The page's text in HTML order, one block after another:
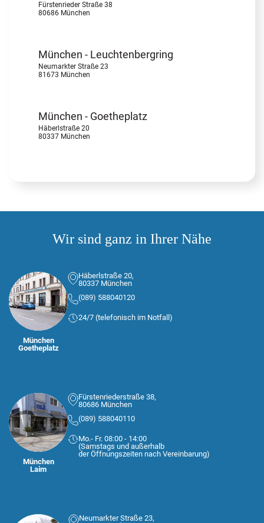
Fürstenrieder Straße 38
80686 München
München - Leuchtenbergring
Neumarkter Straße 23
81673 München
München - Goetheplatz
Häberlstraße 20
80337 München
Wir sind ganz in Ihrer Nähe
München
Goetheplatz
Häberlstraße 20,
80337 München
(089) 588040120
24/7 (telefonisch im Notfall)
München
Laim
Fürstenriederstraße 38,
80686 München
(089) 588040110
Mo.- Fr. 08:00 - 14:00
(Samstags und außerhalb
der Öffnungszeiten nach Vereinbarung)
Neumarkter Straße 23,